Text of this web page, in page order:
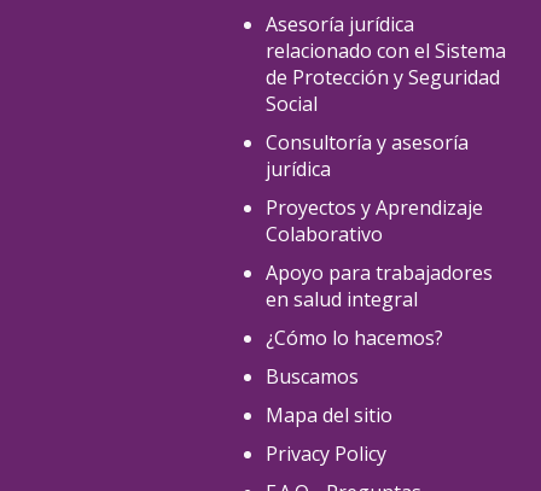
Asesoría jurídica
relacionado con el Sistema
de Protección y Seguridad
Social
Consultoría y asesoría
jurídica
Proyectos y Aprendizaje
Colaborativo
Apoyo para trabajadores
en salud integral
¿Cómo lo hacemos?
Buscamos
Mapa del sitio
Privacy Policy